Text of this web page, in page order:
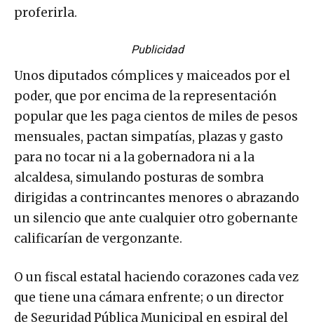
proferirla.
Publicidad
Unos diputados cómplices y maiceados por el
poder, que por encima de la representación
popular que les paga cientos de miles de pesos
mensuales, pactan simpatías, plazas y gasto
para no tocar ni a la gobernadora ni a la
alcaldesa, simulando posturas de sombra
dirigidas a contrincantes menores o abrazando
un silencio que ante cualquier otro gobernante
calificarían de vergonzante.
O un fiscal estatal haciendo corazones cada vez
que tiene una cámara enfrente; o un director
de Seguridad Pública Municipal en espiral del